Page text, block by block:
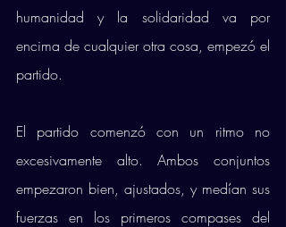
humanidad y la solidaridad va por
encima de cualquier otra cosa, empezó el
partido.
El partido comenzó con un ritmo no
excesivamente alto. Ambos conjuntos
empezaron bien, ajustados, y medían sus
fuerzas en los primeros compases del